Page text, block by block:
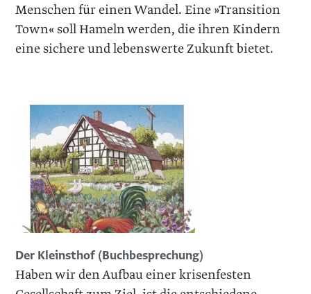
Menschen für einen Wandel. Eine »Transition
Town« soll Hameln werden, die ­ihren Kindern
eine sichere und lebenswerte Zukunft bietet.
Der Kleinsthof (Buchbesprechung)
Haben wir den Aufbau einer krisenfesten